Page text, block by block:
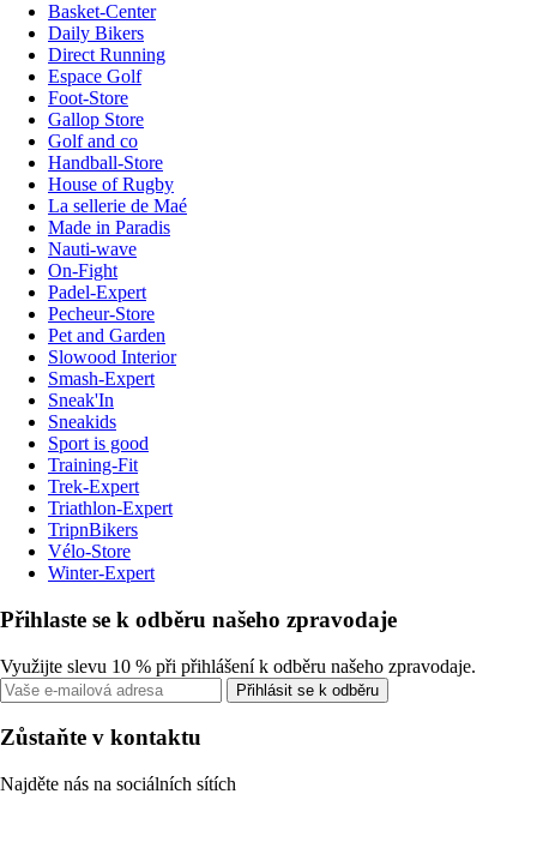
Basket-Center
Daily Bikers
Direct Running
Espace Golf
Foot-Store
Gallop Store
Golf and co
Handball-Store
House of Rugby
La sellerie de Maé
Made in Paradis
Nauti-wave
On-Fight
Padel-Expert
Pecheur-Store
Pet and Garden
Slowood Interior
Smash-Expert
Sneak'In
Sneakids
Sport is good
Training-Fit
Trek-Expert
Triathlon-Expert
TripnBikers
Vélo-Store
Winter-Expert
Přihlaste se k odběru našeho zpravodaje
Využijte slevu 10 % při přihlášení k odběru našeho zpravodaje.
Přihlásit se k odběru
Zůstaňte v kontaktu
Najděte nás na sociálních sítích